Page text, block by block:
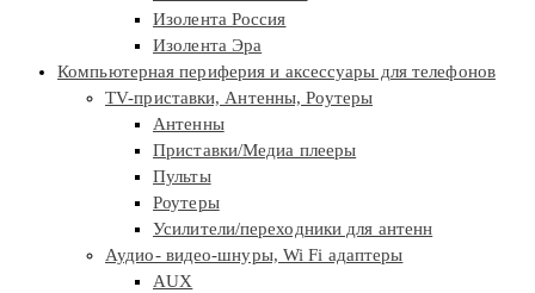
Изолента Россия
Изолента Эра
Компьютерная периферия и аксессуары для телефонов
TV-приставки, Антенны, Роутеры
Антенны
Приставки/Медиа плееры
Пульты
Роутеры
Усилители/переходники для антенн
Аудио- видео-шнуры, Wi Fi адаптеры
AUX